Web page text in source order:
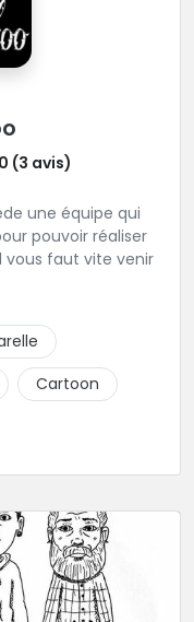
(3 avis)
une équipe qui
pouvoir réaliser
vous faut vite venir
Cartoon